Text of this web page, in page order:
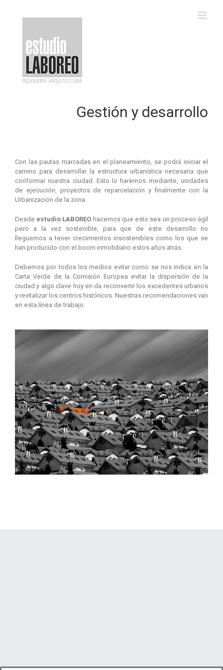
Gestión y desarrollo
Con las pautas marcadas en el planeamiento, se podrá iniciar el
camino para desarrollar la estructura urbanística necesaria que
conformar nuestra ciudad. Esto lo haremos mediante, unidades
de ejecución, proyectos de reparcelación y finalmente con la
Urbanización de la zona.
Desde estudio LABOREO hacemos que esto sea un proceso ágil
pero a la vez sostenible, para que de este desarrollo no
lleguemos a tener crecimientos insostenibles como los que se
han producido con el boom inmobiliario estos años atrás.
Debemos por todos los medios evitar como se nos indica en la
Carta Verde de la Comisión Europea evitar la dispersión de la
ciudad y algo clave hoy en da reconvertir los excedentes urbanos
y revitalizar los centros históricos. Nuestras recomendaciones van
en esta línea de trabajo.